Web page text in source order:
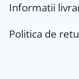
Kit Revizie
Kit Revizie Forst
Informatii
Politica de